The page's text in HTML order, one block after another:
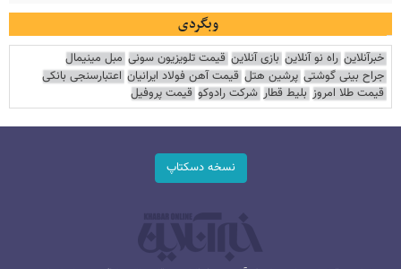
وبگردی
خبرآنلاین راه نو آنلاین بازی آنلاین قیمت تلویزیون سونی مبل مینیمال
جراح بینی گوشتی پرشین هتل قیمت آهن فولاد ایرانیان اعتبارسنجی بانکی
قیمت طلا امروز بلیط قطار شرکت رادوکو قیمت پروفیل
نسخه دسکتاپ